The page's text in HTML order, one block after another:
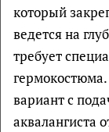
который
ведется на
требует
вариант с
аквалангиста